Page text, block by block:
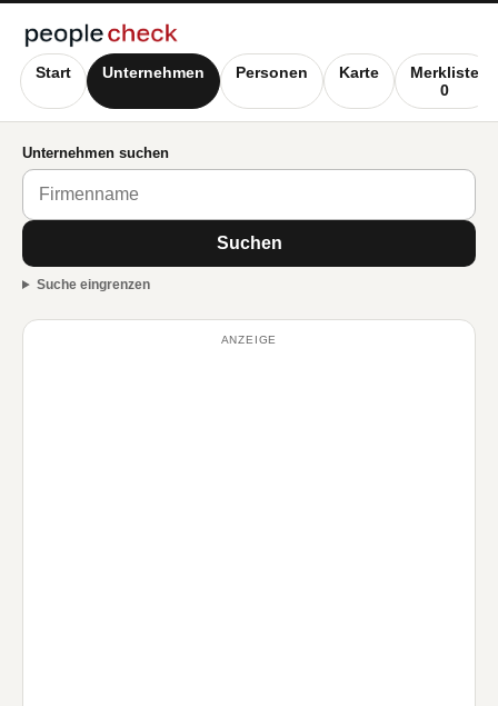
Start Unternehmen Personen Karte
Merkliste
0
Unternehmen suchen
Suchen
Suche eingrenzen
ANZEIGE